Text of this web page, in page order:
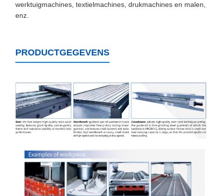
werktuigmachines, textielmachines, drukmachines en malen,
enz.
PRODUCTGEGEVENS